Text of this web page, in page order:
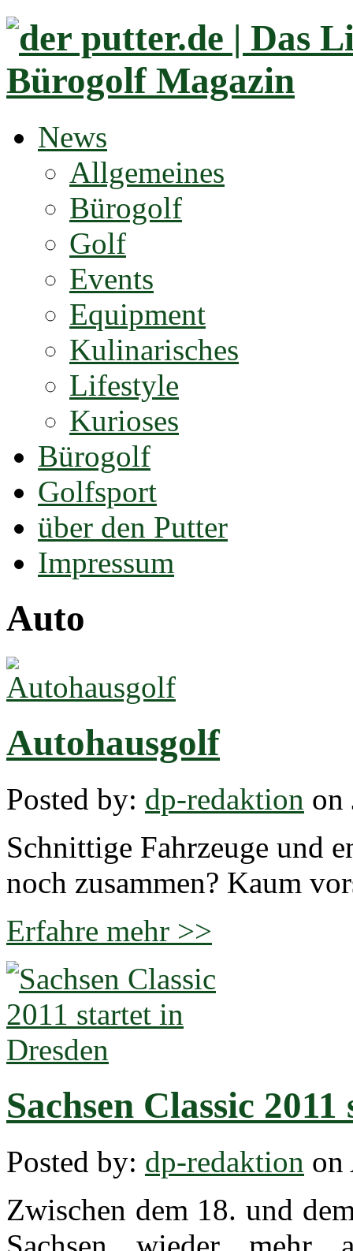
News
Allgemeines
Bürogolf
Golf
Events
Equipment
Kulinarisches
Lifestyle
Kurioses
Bürogolf
Golfsport
über den Putter
Impressum
Auto
Autohausgolf
Posted by: dp-redaktion on
Schnittige Fahrzeuge und
noch zusammen? Kaum
Erfahre mehr >>
Sachsen Classic
Posted by: dp-redaktion on
Zwischen dem 18. und